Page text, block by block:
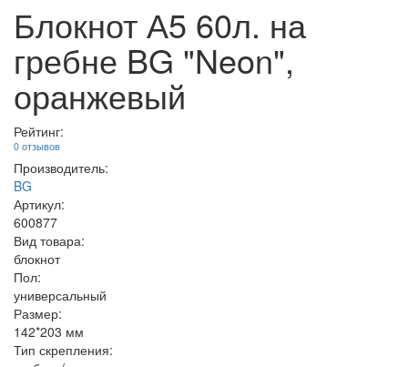
Блокнот А5 60л. на
гребне BG "Neon",
оранжевый
Рейтинг:
0 отзывов
Производитель:
BG
Артикул:
600877
Вид товара:
блокнот
Пол:
универсальный
Размер:
142*203 мм
Тип скрепления: